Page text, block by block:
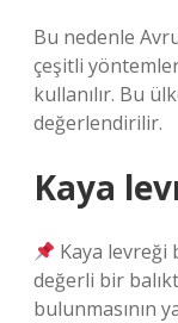
Bu nedenle
çeşitli
kullanılır. Bu
değerlendirilir.
Kaya
Kaya levreği
değerli bir
bulunmasının